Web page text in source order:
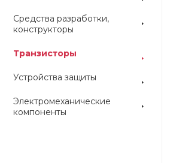
Средства разработки,
конструкторы
Транзисторы
Устройства защиты
Электромеханические
компоненты